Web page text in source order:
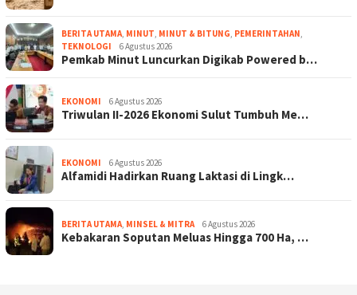
BERITA UTAMA MINUT MINUT & BITUNG PEMERINTAHAN
TEKNOLOGI
6 Agustus 2026
Pemkab Minut Luncurkan Digikab Powered b…
EKONOMI 6 Agustus 2026
Triwulan II-2026 Ekonomi Sulut Tumbuh Me…
EKONOMI 6 Agustus 2026
Alfamidi Hadirkan Ruang Laktasi di Lingk…
BERITA UTAMA MINSEL & MITRA 6 Agustus 2026
Kebakaran Soputan Meluas Hingga 700 Ha, …